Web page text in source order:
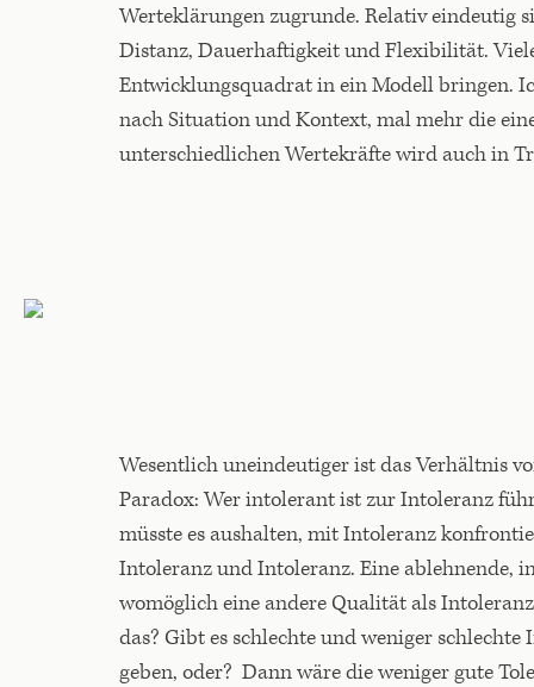
Werteklärungen zugrunde. Relativ eindeutig
Distanz, Dauerhaftigkeit und Flexibilität.
Entwicklungsquadrat in ein Modell bringen.
nach Situation und Kontext, mal mehr die
unterschiedlichen Wertekräfte wird auch in
Wesentlich uneindeutiger ist das Verhältnis
Paradox: Wer intolerant ist zur Intoleranz
müsste es aushalten, mit Intoleranz
Intoleranz und Intoleranz. Eine ablehnende,
womöglich eine andere Qualität als
das? Gibt es schlechte und weniger
geben, oder? Dann wäre die weniger gute